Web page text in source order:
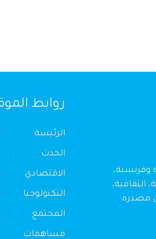
وفرنسية،
الثقافية،
مصدره.
روابط
الرئيسة
الحدث
الاقتصادي
التكنولوجيا
المجتمع
مساهمات